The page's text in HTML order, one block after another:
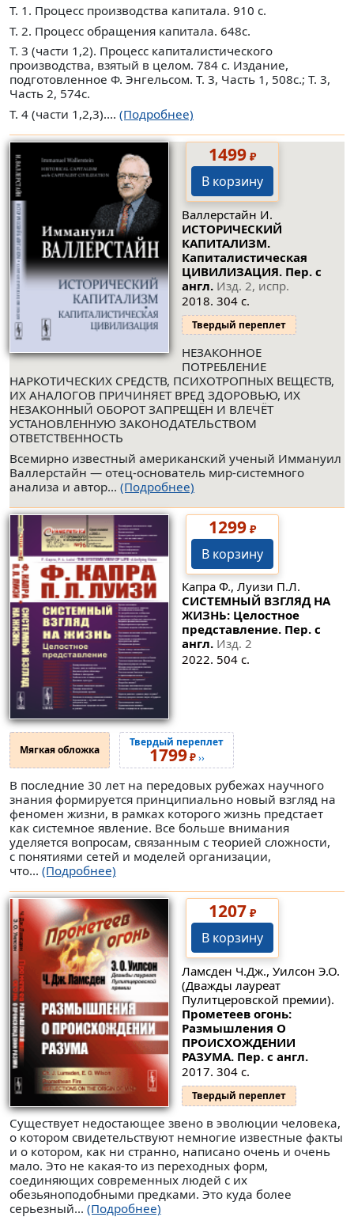
Т. 1. Процесс производства капитала. 910 с.
Т. 2. Процесс обращения капитала. 648с.
Т. 3 (части 1,2). Процесс капиталистического
производства, взятый в целом. 784 с. Издание,
подготовленное Ф. Энгельсом. Т. 3, Часть 1, 508с.; Т. 3,
Часть 2, 574с.
Т. 4 (части 1,2,3).... (Подробнее)
1499₽
В корзину
Валлерстайн И.
ИСТОРИЧЕСКИЙ
КАПИТАЛИЗМ.
Капиталистическая
ЦИВИЛИЗАЦИЯ. Пер. с
англ. Изд. 2, испр.
2018. 304 с.
Твердый переплет
НЕЗАКОННОЕ
ПОТРЕБЛЕНИЕ
НАРКОТИЧЕСКИХ СРЕДСТВ, ПСИХОТРОПНЫХ ВЕЩЕСТВ,
ИХ АНАЛОГОВ ПРИЧИНЯЕТ ВРЕД ЗДОРОВЬЮ, ИХ
НЕЗАКОННЫЙ ОБОРОТ ЗАПРЕЩЁН И ВЛЕЧЁТ
УСТАНОВЛЕННУЮ ЗАКОНОДАТЕЛЬСТВОМ
ОТВЕТСТВЕННОСТЬ
Всемирно известный американский ученый Иммануил
Валлерстайн — отец-основатель мир-системного
анализа и автор... (Подробнее)
1299₽
В корзину
Капра Ф., Луизи П.Л.
СИСТЕМНЫЙ ВЗГЛЯД НА
ЖИЗНЬ: Целостное
представление. Пер. с
англ. Изд. 2
2022. 504 с.
Мягкая обложка
Твердый переплет
1799₽››
В последние 30 лет на передовых рубежах научного
знания формируется принципиально новый взгляд на
феномен жизни, в рамках которого жизнь предстает
как системное явление. Все больше внимания
уделяется вопросам, связанным с теорией сложности,
с понятиями сетей и моделей организации,
что... (Подробнее)
1207 ₽
В корзину
Ламсден Ч.Дж., Уилсон Э.О.
(Дважды лауреат
Пулитцеровской премии).
Прометеев огонь:
Размышления О
ПРОИСХОЖДЕНИИ
РАЗУМА. Пер. с англ.
2017. 304 с.
Твердый переплет
Существует недостающее звено в эволюции человека,
о котором свидетельствуют немногие известные факты
и о котором, как ни странно, написано очень и очень
мало. Это не какая-то из переходных форм,
соединяющих современных людей с их
обезьяноподобными предками. Это куда более
серьезный... (Подробнее)